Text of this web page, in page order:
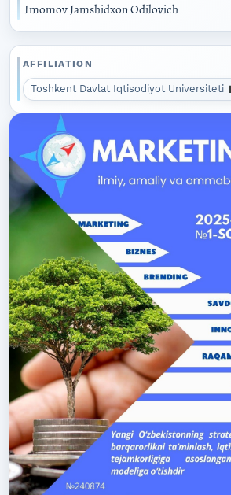
Imomov Jamshidxon Odilovich
AFFILIATION
Toshkent Davlat Iqtisodiyot Universiteti